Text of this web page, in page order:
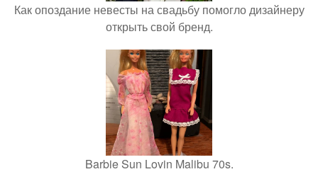
Как опоздание невесты на свадьбу помогло дизайнеру
открыть свой бренд.
Barbie Sun Lovin Malibu 70s.